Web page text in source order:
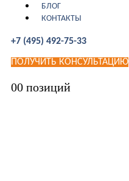
БЛОГ
КОНТАКТЫ
+7 (495) 492-75-33
ПОЛУЧИТЬ КОНСУЛЬТАЦИЮ
00 позиций